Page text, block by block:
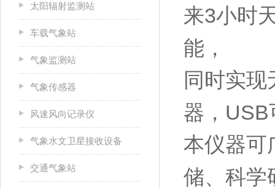
太阳辐射监测站
车载气象站
气象监测站
气象传感器
风速风向记录仪
气象水文卫星接收设备
交通气象站
来3小时
能，
同时实
器，USB
本仪器可
储、科学